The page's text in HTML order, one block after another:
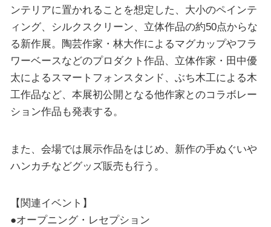
ンテリアに置かれることを想定した、大小のペインテ
ィング、シルクスクリーン、立体作品の約50点からな
る新作展。陶芸作家・林大作によるマグカップやフラ
ワーベースなどのプロダクト作品、立体作家・田中優
太によるスマートフォンスタンド、ぶち木工による木
工作品など、本展初公開となる他作家とのコラボレー
ション作品も発表する。
また、会場では展示作品をはじめ、新作の手ぬぐいや
ハンカチなどグッズ販売も行う。
【関連イベント】
●オープニング・レセプション